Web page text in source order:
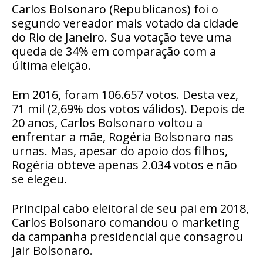
Carlos Bolsonaro (Republicanos) foi o
segundo vereador mais votado da cidade
do Rio de Janeiro. Sua votação teve uma
queda de 34% em comparação com a
última eleição.
Em 2016, foram 106.657 votos. Desta vez,
71 mil (2,69% dos votos válidos). Depois de
20 anos, Carlos Bolsonaro voltou a
enfrentar a mãe, Rogéria Bolsonaro nas
urnas. Mas, apesar do apoio dos filhos,
Rogéria obteve apenas 2.034 votos e não
se elegeu.
Principal cabo eleitoral de seu pai em 2018,
Carlos Bolsonaro comandou o marketing
da campanha presidencial que consagrou
Jair Bolsonaro.